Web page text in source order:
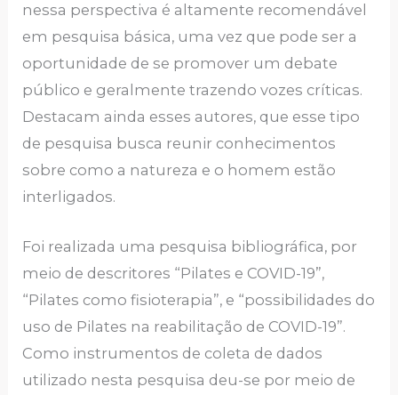
nessa perspectiva é altamente recomendável
em pesquisa básica, uma vez que pode ser a
oportunidade de se promover um debate
público e geralmente trazendo vozes críticas.
Destacam ainda esses autores, que esse tipo
de pesquisa busca reunir conhecimentos
sobre como a natureza e o homem estão
interligados.
Foi realizada uma pesquisa bibliográfica, por
meio de descritores “Pilates e COVID-19”,
“Pilates como fisioterapia”, e “possibilidades do
uso de Pilates na reabilitação de COVID-19”.
Como instrumentos de coleta de dados
utilizado nesta pesquisa deu-se por meio de